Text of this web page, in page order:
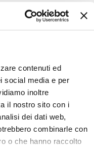
contenuti ed
social media e per
inoltre
il nostro sito con i
dei dati web,
combinarle con
o che hanno raccolto
sauna di vapore con il